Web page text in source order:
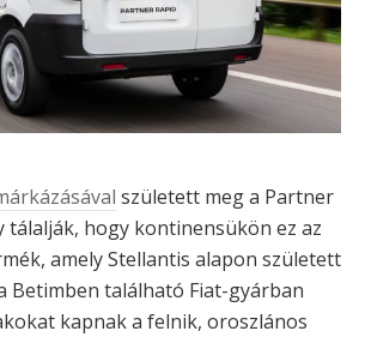
született meg a Partner
tálalják, hogy kontinensükön ez az
amely Stellantis alapon született
Betimben található Fiat-gyárban
kapnak a felnik, oroszlános